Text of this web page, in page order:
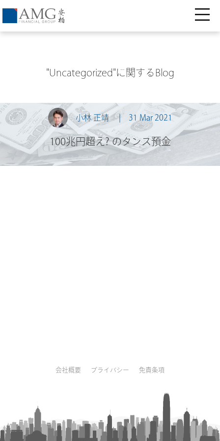
"Uncategorized"に関するBlog
小林 正靖 31 Mar 2021
100兆円超え? のタンス預金
会社概要 プライバシー 免責条項